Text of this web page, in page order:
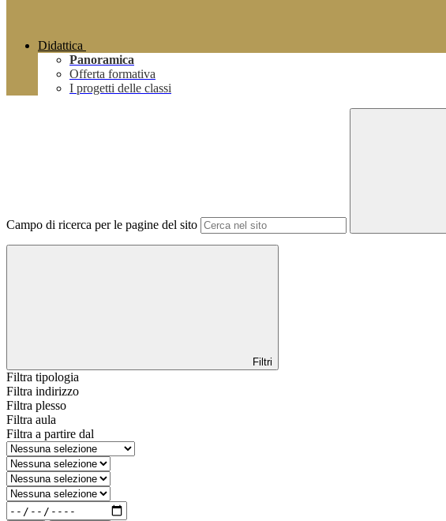
Didattica
Panoramica
Offerta formativa
I progetti delle classi
Campo di ricerca per le pagine del sito
Filtri
Filtra tipologia
Filtra indirizzo
Filtra plesso
Filtra aula
Filtra a partire dal